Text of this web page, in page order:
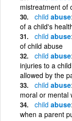
mistreatment of
child abuse
of a child's
child abuse
of child abuse
child abuse
injuries to a
allowed by the
child abuse
moral or mental
child abuse
when a parent